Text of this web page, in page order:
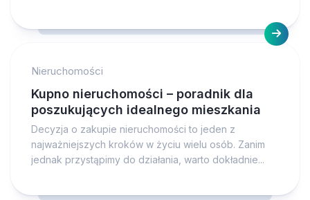
Nieruchomości
Kupno nieruchomości – poradnik dla
poszukujących idealnego mieszkania
Decyzja o zakupie nieruchomości to jeden z
najważniejszych kroków w życiu wielu osób. Zanim
jednak przystąpimy do działania, warto dokładnie...